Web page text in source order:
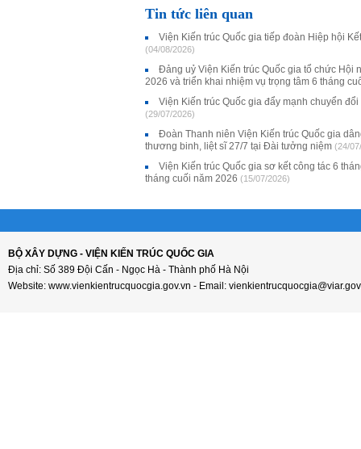
Tin tức liên quan
Viện Kiến trúc Quốc gia tiếp đoàn Hiệp hội
(04/08/2026)
Đảng uỷ Viện Kiến trúc Quốc gia tổ chức Hội
2026 và triển khai nhiệm vụ trọng tâm 6 tháng
Viện Kiến trúc Quốc gia đẩy mạnh chuyển
(29/07/2026)
Đoàn Thanh niên Viện Kiến trúc Quốc gia
thương binh, liệt sĩ 27/7 tại Đài tưởng niệm (24/
Viện Kiến trúc Quốc gia sơ kết công tác 6
tháng cuối năm 2026 (15/07/2026)
BỘ XÂY DỰNG - VIỆN KIẾN TRÚC QUỐC GIA
Địa chỉ: Số 389 Đội Cấn - Ngọc Hà - Thành phố Hà Nội
Website: www.vienkientrucquocgia.gov.vn - Email: